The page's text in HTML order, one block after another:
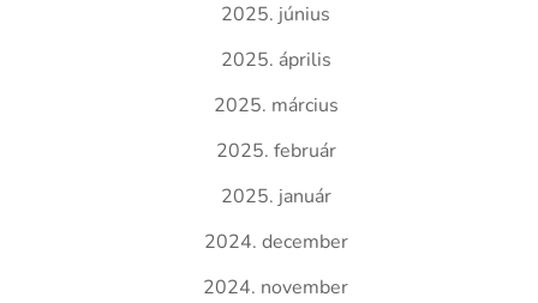
2025. június
2025. április
2025. március
2025. február
2025. január
2024. december
2024. november